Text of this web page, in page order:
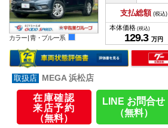
カラー | 青・ブルー系
支払総額 (税込)
本体価格 (税込)
129.3 万円
MEGA 浜松店
在庫確認
来店予約
（無料）
LINE お問合せ
（無料）